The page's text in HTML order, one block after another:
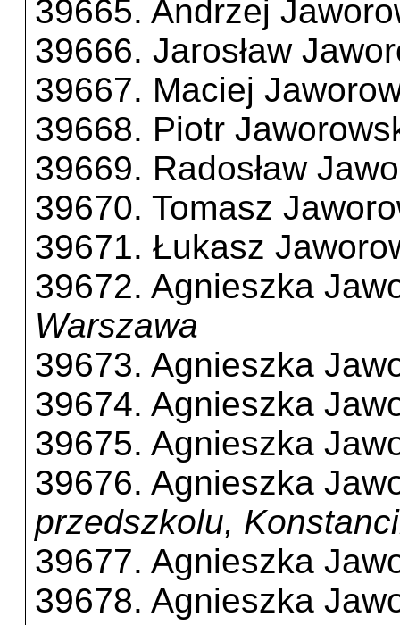
39665. Andrzej
39666. Jarosław
39667. Maciej
39668. Piotr
39669. Radosław
39670. Tomasz
39671. Łukasz
39672. Agnieszka
Warszawa
39673. Agnieszka
39674. Agnieszka
39675. Agnieszka
39676. Agnieszka
przedszkolu,
39677. Agnieszka
39678. Agnieszka